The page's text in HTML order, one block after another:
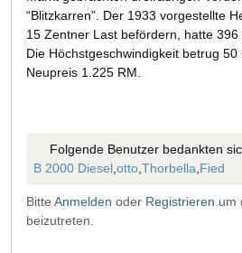
“Blitzkarren”. Der 1933 vorgestellte
15 Zentner Last befördern, hatte 396
Die Höchstgeschwindigkeit betrug
Neupreis 1.225 RM.
Folgende Benutzer bedankten
B 2000 Diesel otto Thorbella Fied
Bitte Anmelden oder Registrieren um
beizutreten.